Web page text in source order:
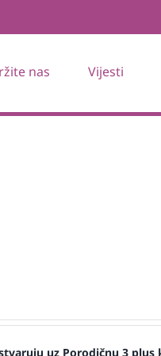
nas Vijesti
uz Porodičnu 3 plus